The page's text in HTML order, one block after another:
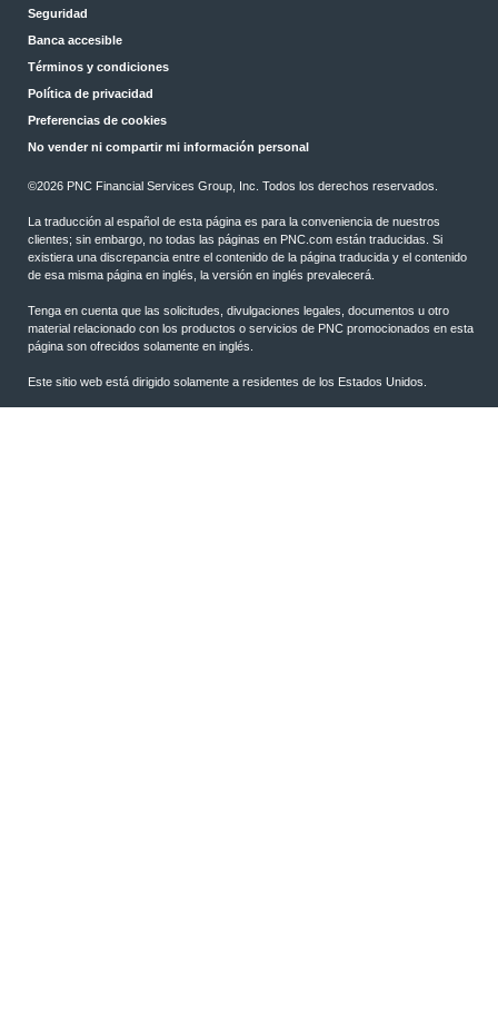
Seguridad
Banca accesible
Términos y condiciones
Política de privacidad
Preferencias de cookies
No vender ni compartir mi información personal
©2026 PNC Financial Services Group, Inc. Todos los derechos reservados.
La traducción al español de esta página es para la conveniencia de nuestros
clientes; sin embargo, no todas las páginas en PNC.com están traducidas. Si
existiera una discrepancia entre el contenido de la página traducida y el contenido
de esa misma página en inglés, la versión en inglés prevalecerá.
Tenga en cuenta que las solicitudes, divulgaciones legales, documentos u otro
material relacionado con los productos o servicios de PNC promocionados en esta
página son ofrecidos solamente en inglés.
Este sitio web está dirigido solamente a residentes de los Estados Unidos.